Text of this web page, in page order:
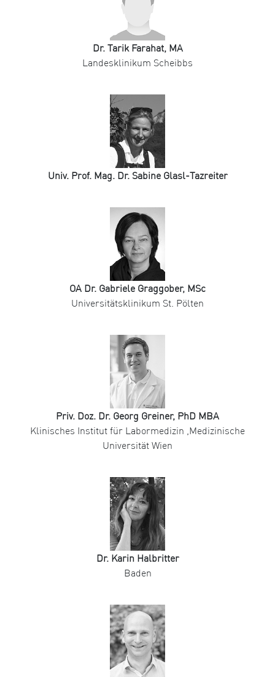
Dr. Tarik Farahat, MA
Landesklinikum Scheibbs
Univ. Prof. Mag. Dr. Sabine Glasl-Tazreiter
OA Dr. Gabriele Graggober, MSc
Universitätsklinikum St. Pölten
Priv. Doz. Dr. Georg Greiner, PhD MBA
Klinisches Institut für Labormedizin ,Medizinische
Universität Wien
Dr. Karin Halbritter
Baden